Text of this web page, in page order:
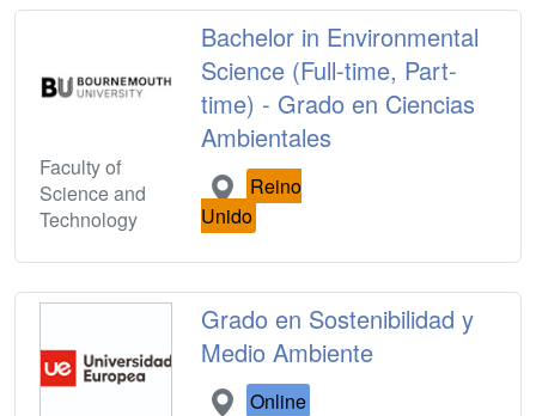
Faculty of
Science and
Technology
Bachelor in Environmental
Science (Full-time, Part-
time) - Grado en Ciencias
Ambientales
Reino
Unido
Grado en Sostenibilidad y
Medio Ambiente
Online